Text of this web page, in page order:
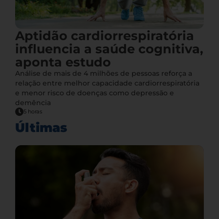
Aptidão cardiorrespiratória
influencia a saúde cognitiva,
aponta estudo
Análise de mais de 4 milhões de pessoas reforça a
relação entre melhor capacidade cardiorrespiratória
e menor risco de doenças como depressão e
demência
5 horas
Últimas